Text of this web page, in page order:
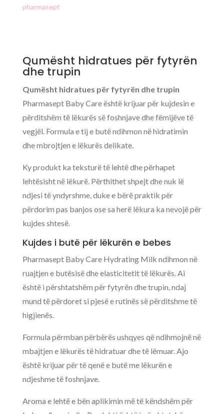
pharmasept
Qumësht hidratues për fytyrën
dhe trupin
Qumësht hidratues për fytyrën dhe trupin
Pharmasept Baby Care është krijuar për kujdesin e
përditshëm të lëkurës së foshnjave dhe fëmijëve të
vegjël. Formula e tij e butë ndihmon në hidratimin
dhe mbrojtjen e lëkurës delikate.
Ky produkt ka teksturë të lehtë dhe përhapet
lehtësisht në lëkurë. Përthithet shpejt dhe nuk lë
ndjesi të yndyrshme, duke e bërë praktik për
përdorim pas banjos ose sa herë lëkura ka nevojë për
kujdes shtesë.
Kujdes i butë për lëkurën e bebes
Pharmasept Baby Care Hydrating Milk ndihmon në
ruajtjen e butësisë dhe elasticitetit të lëkurës. Ai
është i përshtatshëm për fytyrën dhe trupin, ndaj
mund të përdoret si pjesë e rutinës së përditshme të
higjienës.
Formula përmban përbërës ushqyes që ndihmojnë në
mbajtjen e lëkurës të hidratuar dhe të lëmuar. Ajo
është krijuar për të qenë e butë me lëkurën e
ndjeshme të foshnjave.
Aroma e lehtë e bën aplikimin më të këndshëm për